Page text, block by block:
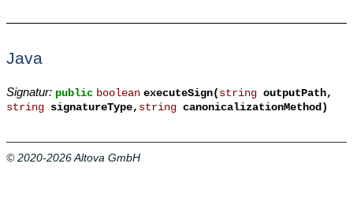
Java
Signatur: public boolean executeSign( stringoutputPath,
stringsignatureType, stringcanonicalizationMethod)
© 2020-2026 Altova GmbH